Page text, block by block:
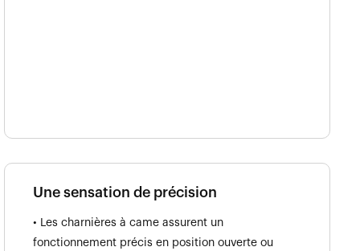
Une sensation de précision
• Les charnières à came assurent un
fonctionnement précis en position ouverte ou